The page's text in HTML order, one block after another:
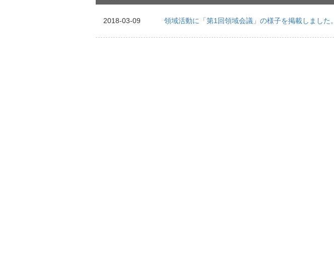
2018-03-09 領域活動に「第1回領域会議」の様子を掲載しました。